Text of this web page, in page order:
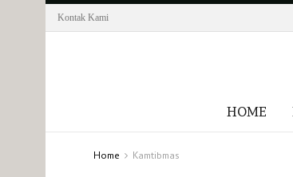
Kontak Kami
HOME
Home Kamtibmas